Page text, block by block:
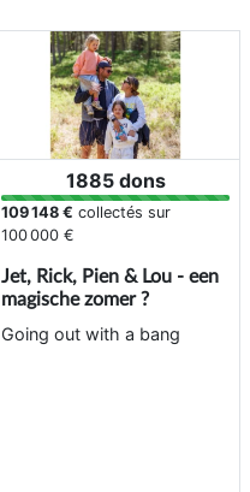
1885 dons
109 148 € collectés sur
100 000 €
Jet, Rick, Pien & Lou - een
magische zomer ?
Going out with a bang